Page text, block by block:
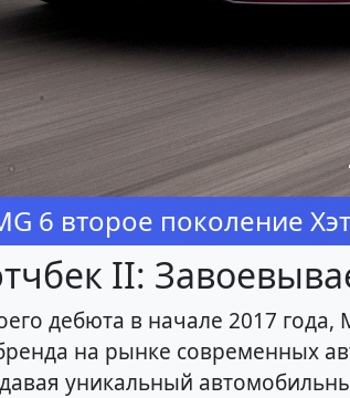
6 второе поколение
II:
дебюта в начале 2017
на рынке современных
уникальный